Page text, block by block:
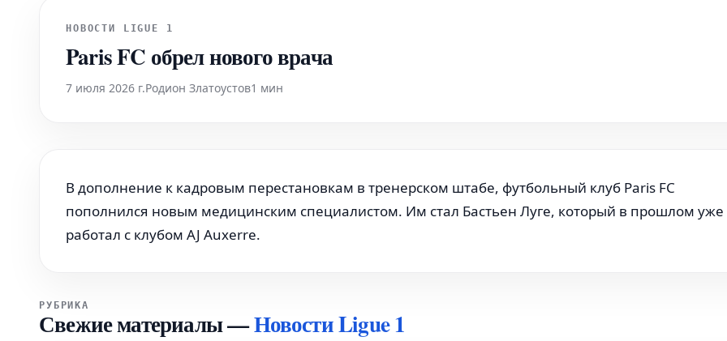
НОВОСТИ LIGUE 1
Paris FC обрел нового врача
7 июля 2026 г.Родион Златоустов1 мин
В дополнение к кадровым перестановкам в тренерском штабе, футбольный клуб Paris FC
пополнился новым медицинским специалистом. Им стал Бастьен Луге, который в прошлом уже
работал с клубом AJ Auxerre.
РУБРИКА
Свежие материалы—Новости Ligue 1